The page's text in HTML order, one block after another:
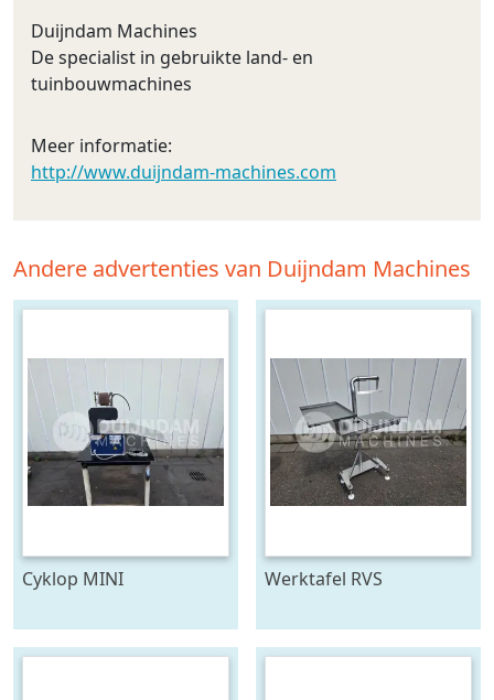
Duijndam Machines
De specialist in gebruikte land- en
tuinbouwmachines
Meer informatie:
http://www.duijndam-machines.com
Andere advertenties van Duijndam Machines
Cyklop MINI
Werktafel RVS